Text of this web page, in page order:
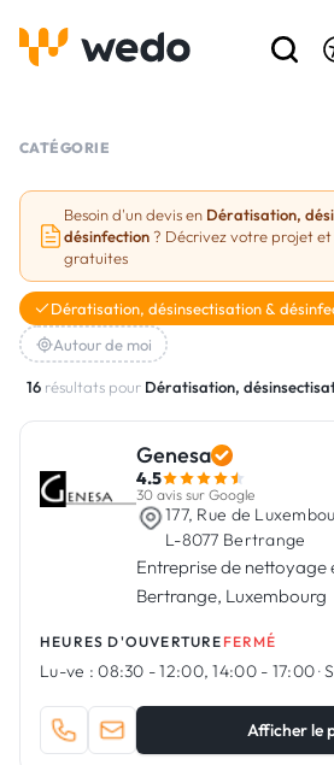
Réalisations
Aides et subventions
Offres d'emploi
Connexion
CATÉGORIE
Besoin d'un devis en Dératisation,
désinfection ? Décrivez votre projet
gratuites
Dératisation, désinsectisation &
Autour de moi
16 résultats pour Dératisation,
Genesa
4.5
30 avis sur Google
177, Rue de
L-8077 Bertrange
Entreprise de nettoyage
Bertrange, Luxembourg
HEURES D'OUVERTURE FERMÉ
Lu-ve : 08:30 - 12:00, 14:00 - 17:00·
Afficher le